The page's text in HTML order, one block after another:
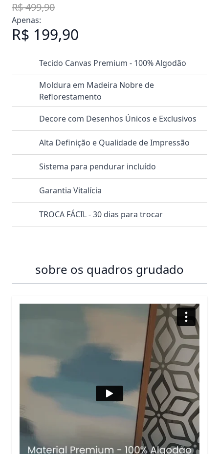
R$ 499,90
Apenas:
R$ 199,90
Tecido Canvas Premium - 100% Algodão
Moldura em Madeira Nobre de
Reflorestamento
Decore com Desenhos Únicos e Exclusivos
Alta Definição e Qualidade de Impressão
Sistema para pendurar incluído
Garantia Vitalícia
TROCA FÁCIL - 30 dias para trocar
sobre os quadros grudado